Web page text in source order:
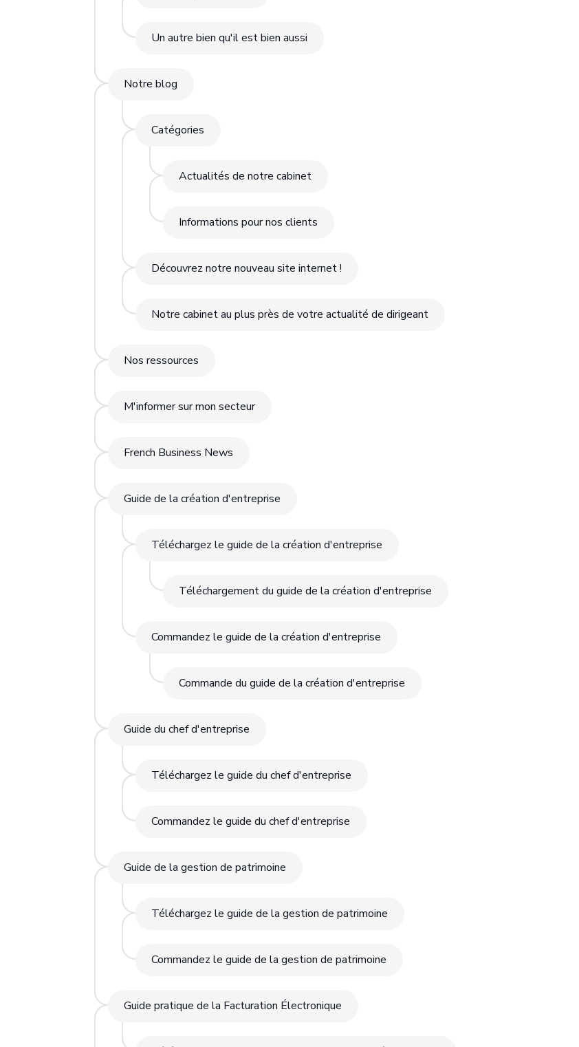
Un autre bien qu'il est bien aussi
Notre blog
Catégories
Actualités de notre cabinet
Informations pour nos clients
Découvrez notre nouveau site internet !
Notre cabinet au plus près de votre actualité de dirigeant
Nos ressources
M'informer sur mon secteur
French Business News
Guide de la création d'entreprise
Téléchargez le guide de la création d'entreprise
Téléchargement du guide de la création d'entreprise
Commandez le guide de la création d'entreprise
Commande du guide de la création d'entreprise
Guide du chef d'entreprise
Téléchargez le guide du chef d'entreprise
Commandez le guide du chef d'entreprise
Guide de la gestion de patrimoine
Téléchargez le guide de la gestion de patrimoine
Commandez le guide de la gestion de patrimoine
Guide pratique de la Facturation Électronique